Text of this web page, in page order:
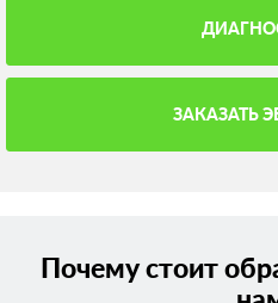
ЗАКАЗАТЬ
Почему стоит